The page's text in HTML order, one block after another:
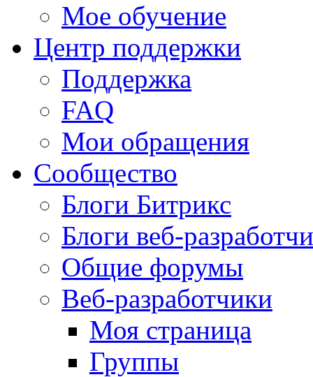
Мое обучение
Центр поддержки
Поддержка
FAQ
Мои обращения
Сообщество
Блоги Битрикс
Блоги веб-
Общие форумы
Веб-разработчики
Моя страница
Группы